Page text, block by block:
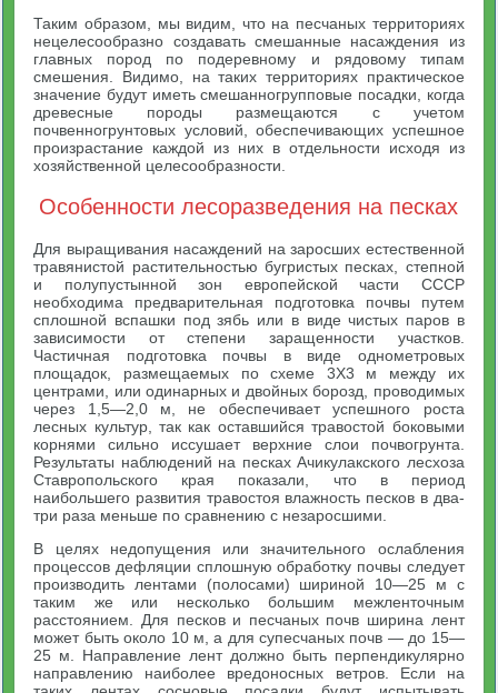
Таким образом, мы видим, что на песчаных территориях
нецелесообразно создавать смешанные насаждения из
главных пород по подеревному и рядовому типам
смешения. Видимо, на таких территориях практическое
значение будут иметь смешанногрупповые посадки, когда
древесные породы размещаются с учетом
почвенногрунтовых условий, обеспечивающих успешное
произрастание каждой из них в отдельности исходя из
хозяйственной целесообразности.
Особенности лесоразведения на песках
Для выращивания насаждений на заросших естественной
травянистой растительностью бугристых песках, степной
и полупустынной зон европейской части СССР
необходима предварительная подготовка почвы путем
сплошной вспашки под зябь или в виде чистых паров в
зависимости от степени заращенности участков.
Частичная подготовка почвы в виде однометровых
площадок, размещаемых по схеме 3X3 м между их
центрами, или одинарных и двойных борозд, проводимых
через 1,5—2,0 м, не обеспечивает успешного роста
лесных культур, так как оставшийся травостой боковыми
корнями сильно иссушает верхние слои почвогрунта.
Результаты наблюдений на песках Ачикулакского лесхоза
Ставропольского края показали, что в период
наибольшего развития травостоя влажность песков в два-
три раза меньше по сравнению с незаросшими.
В целях недопущения или значительного ослабления
процессов дефляции сплошную обработку почвы следует
производить лентами (полосами) шириной 10—25 м с
таким же или несколько большим межленточным
расстоянием. Для песков и песчаных почв ширина лент
может быть около 10 м, а для супесчаных почв — до 15—
25 м. Направление лент должно быть перпендикулярно
направлению наиболее вредоносных ветров. Если на